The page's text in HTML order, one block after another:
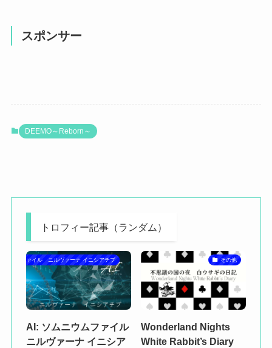
スポンサー
DEEMO～Reborn～
トロフィー記事（ランダム）
ニウム ファイル ニルヴァーナ イニシアチブ
AI: ソムニウムファイル
ニルヴァーナ イニシア
その他
Wonderland Nights
White Rabbit’s Diary